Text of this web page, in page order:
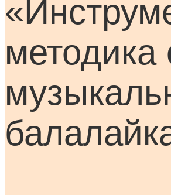
методика